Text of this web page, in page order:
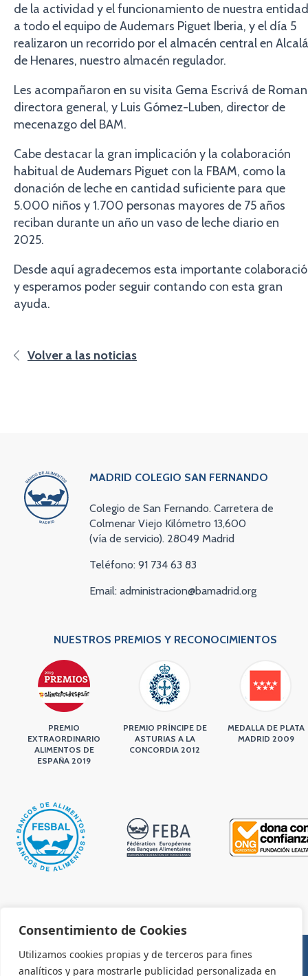
Consentimiento de Cookies
Utilizamos cookies propias y de terceros para fines
analíticos y para mostrarle publicidad personalizada en
de la actividad y el funcionamiento de nuestra entidad
a todo el equipo de Audemars Piguet Iberia, y el día 5
realizaron un recorrido por el almacén central en Alcalá
de Henares, nuestro almacén regulador.
Les acompañaron en su visita Gema Escrivá de
directora general, y Luis Gómez-Luben, director de
mecenazgo del BAM.
Cabe destacar la gran implicación y la colaboración
habitual de Audemars Piguet con la FBAM, como la
donación de leche en cantidad suficiente para que
5.000 niños y 1.700 personas mayores de 75 años
reciban durante un año un vaso de leche diario en
2025.
Desde aquí agradecemos esta importante
y esperamos poder seguir contando con esta gran
ayuda.
Volver a las noticias
MADRID COLEGIO SAN FERNANDO
Colegio de San Fernando. Carretera de
Colmenar Viejo Kilómetro 13,600
(vía de servicio). 28049 Madrid
Teléfono: 91 734 63 83
Email: administracion@bamadrid.org
NUESTROS PREMIOS Y RECONOCIMIENTOS
PREMIO
EXTRAORDINARIO
ALIMENTOS DE
ESPAÑA 2019
PREMIO PRÍNCIPE DE
ASTURIAS A LA
CONCORDIA 2012
MEDALLA DE PLATA
MADRID 2009